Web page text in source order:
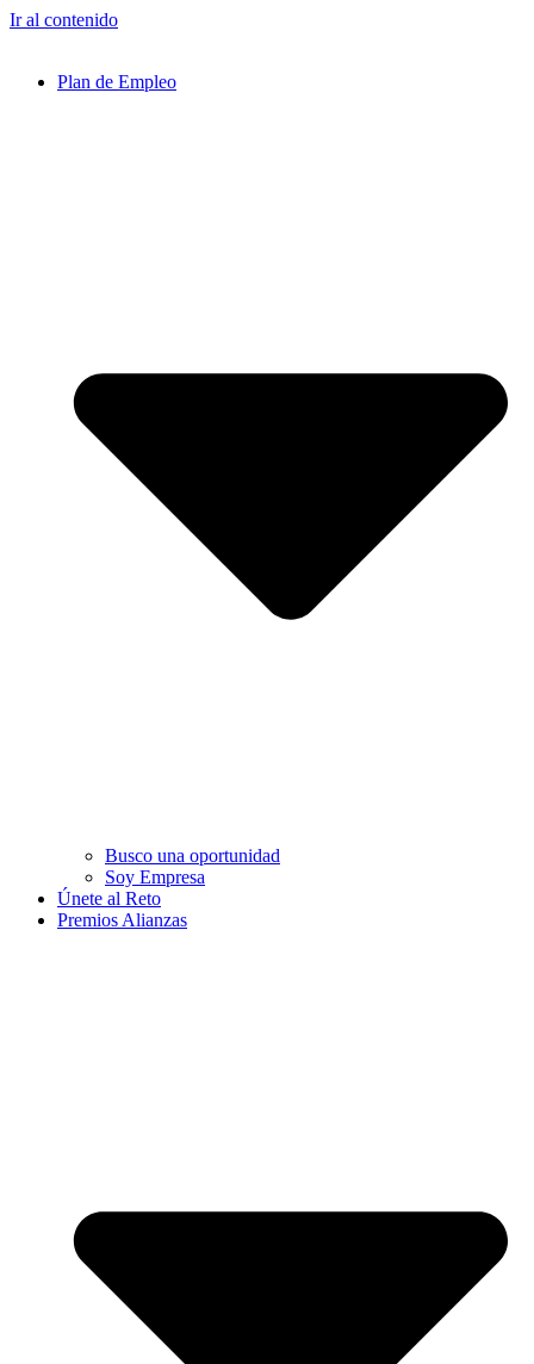
Ir al contenido
Plan de Empleo
Busco una oportunidad
Soy Empresa
Únete al Reto
Premios Alianzas